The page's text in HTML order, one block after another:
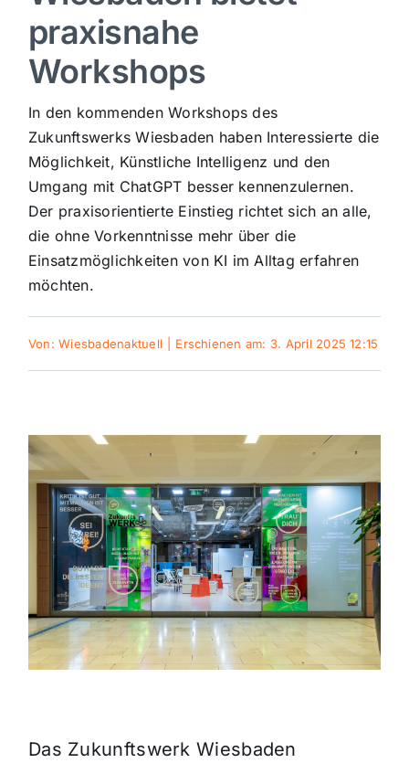
Sport
Panorama
Mein Stadtteil
Themen und Termine
Gewinnspiele
praxisnahe
Workshops
In den kommenden Workshops des
Zukunftswerks Wiesbaden haben Interessierte die
Möglichkeit, Künstliche Intelligenz und den
Umgang mit ChatGPT besser kennenzulernen.
Der praxisorientierte Einstieg richtet sich an alle,
die ohne Vorkenntnisse mehr über die
Einsatzmöglichkeiten von KI im Alltag erfahren
möchten.
Von:Wiesbadenaktuell Erschienen am: 3. April 2025 12:15
Das Zukunftswerk Wiesbaden